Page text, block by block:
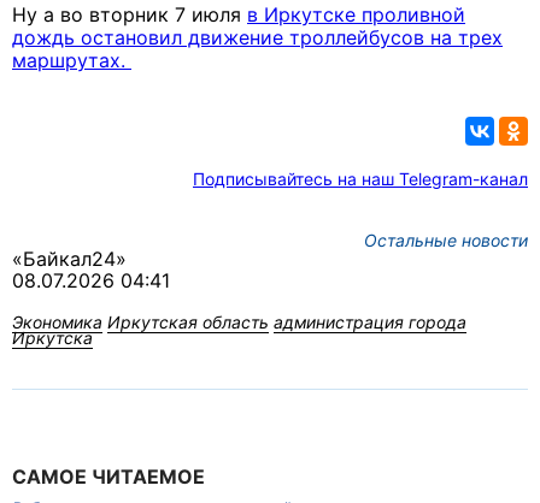
Ну а во вторник 7 июля в Иркутске проливной
дождь остановил движение троллейбусов на трех
маршрутах.
Подписывайтесь на наш Telegram-канал
Остальные новости
«Байкал24»
08.07.2026 04:41
Экономика Иркутская область администрация города
Иркутска
САМОЕ ЧИТАЕМОЕ